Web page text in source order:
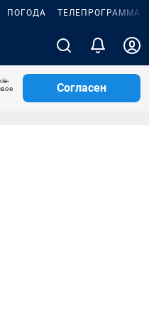
ПОГОДА ТЕЛЕПРОГРАММА
Согласен